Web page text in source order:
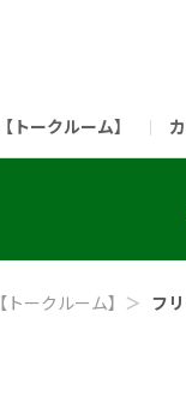
トークルーム】
ドサイト （
ークルーム】 ＞ フ